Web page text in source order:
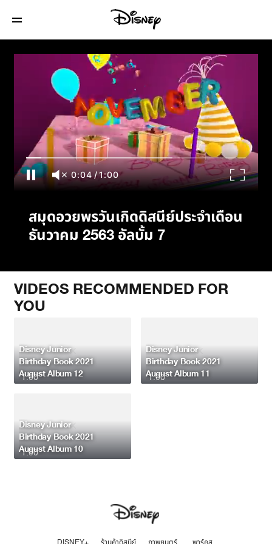
สมุดอวยพรวันเกิดดิสนีย์ประจำเดือนธันวาคม
2563 อัลบั้ม 7
0:04/1:00
สมุดอวยพรวันเกิดดิสนีย์ประจำเดือน
ธันวาคม 2563 อัลบั้ม 7
VIDEOS RECOMMENDED FOR
YOU
1:00
Disney Junior
Birthday Book 2021
August Album 12
1:00
Disney Junior
Birthday Book 2021
August Album 11
1:00
Disney Junior
Birthday Book 2021
August Album 10